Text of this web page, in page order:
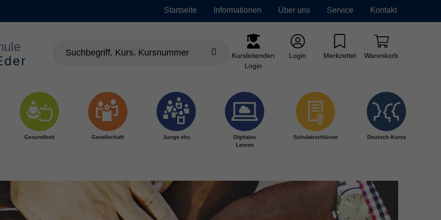
Startseite Informationen Über uns Service Kontakt
Kursleitenden
Login
Login Merkzettel Warenkorb
Gesundheit Gesellschaft Junge vhs
Digitales
Lernen
Schulabschlüsse Deutsch-Kurse